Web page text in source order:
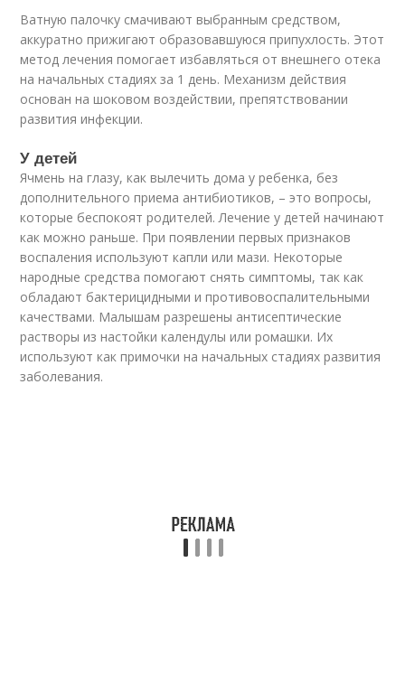
Ватную палочку смачивают выбранным средством,
аккуратно прижигают образовавшуюся припухлость. Этот
метод лечения помогает избавляться от внешнего отека
на начальных стадиях за 1 день. Механизм действия
основан на шоковом воздействии, препятствовании
развития инфекции.
У детей
Ячмень на глазу, как вылечить дома у ребенка, без
дополнительного приема антибиотиков, – это вопросы,
которые беспокоят родителей. Лечение у детей начинают
как можно раньше. При появлении первых признаков
воспаления используют капли или мази. Некоторые
народные средства помогают снять симптомы, так как
обладают бактерицидными и противовоспалительными
качествами. Малышам разрешены антисептические
растворы из настойки календулы или ромашки. Их
используют как примочки на начальных стадиях развития
заболевания.